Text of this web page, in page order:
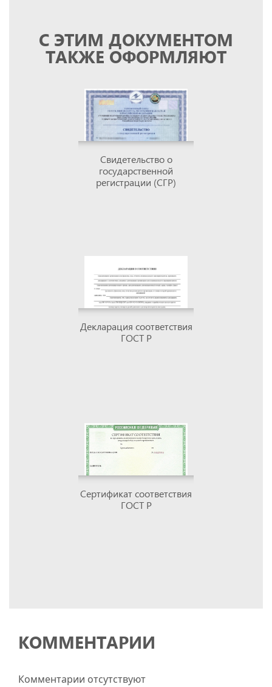
С ЭТИМ ДОКУМЕНТОМ
ТАКЖЕ ОФОРМЛЯЮТ
Свидетельство о
государственной
регистрации (СГР)
Декларация соответствия
ГОСТ Р
Сертификат соответствия
ГОСТ Р
КОММЕНТАРИИ
Комментарии отсутствуют